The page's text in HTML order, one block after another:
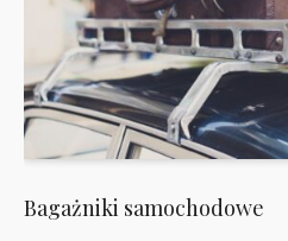
Bagażniki samochodowe